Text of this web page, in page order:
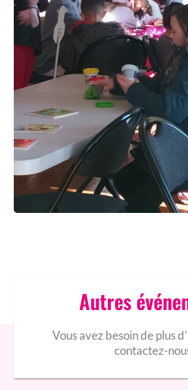
Autres
Vous avez besoin de plus
contactez-